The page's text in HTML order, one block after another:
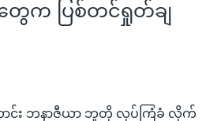
တွေက ပြစ်တင်ရှုတ်ချ
ောင်း ဘနာဇီယာ ဘူတို လုပ်ကြံခံ လိုက်